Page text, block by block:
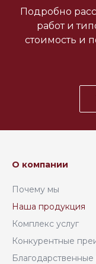
Подробно
работ и
стоимость и
О компании
Почему мы
Наша продукция
Комплекс услуг
Конкурентные
Благодарственные